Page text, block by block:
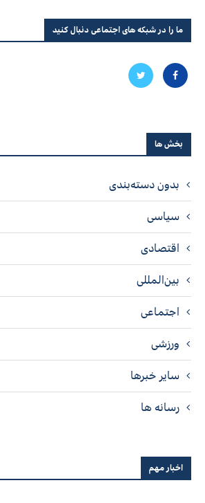
ما را در شبکه های اجتماعی دنبال کنید
بخش ها
بدون دسته‌بندی
سیاسی
اقتصادی
بین‌المللی
اجتماعی
ورزشی
سایر خبرها
رسانه ها
اخبار مهم